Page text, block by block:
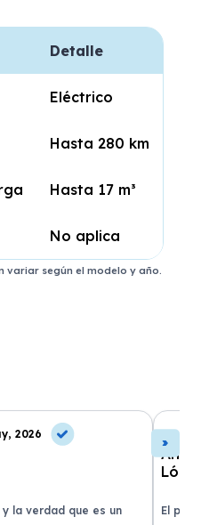
Detalle
Eléctrico
Hasta 280 km
Hasta 17 m³
No aplica
variar según el modelo y año.
2026
la verdad que es un
El